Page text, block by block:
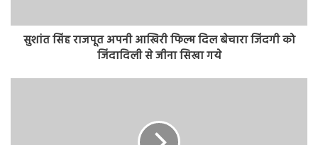
सुशांत सिंह राजपूत अपनी आखिरी फिल्म दिल बेचारा जिंदगी को
जिंदादिली से जीना सिखा गये